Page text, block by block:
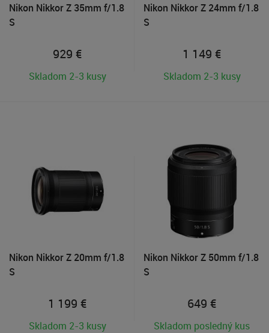
Nikon Nikkor Z 35mm f/1.8
S
929 €
Skladom 2-3 kusy
Nikon Nikkor Z 24mm f/1.8
S
1 149 €
Skladom 2-3 kusy
Nikon Nikkor Z 20mm f/1.8
S
1 199 €
Skladom 2-3 kusy
Nikon Nikkor Z 50mm f/1.8
S
649 €
Skladom posledný kus